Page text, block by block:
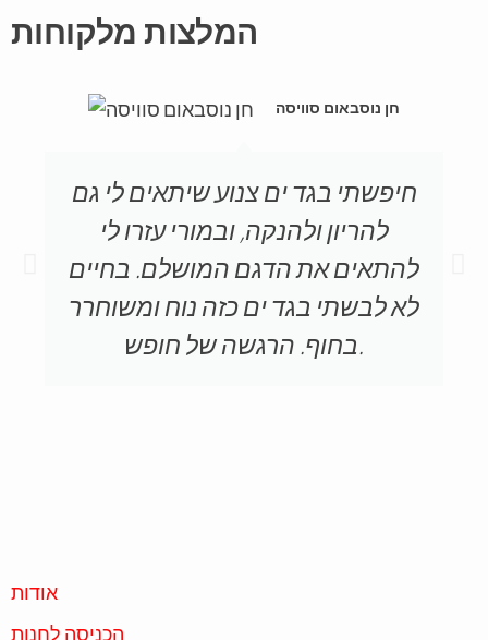
המלצות מלקוחות
חיפשתי בגד ים צנוע שיתאים לי גם
להריון ולהנקה, ובמורי עזרו לי
להתאים את הדגם המושלם. בחיים
לא לבשתי בגד ים כזה נוח ומשוחרר
בחוף. הרגשה של חופש.
חן נוסבאום סוויסה
אודות
הכניסה לחנות